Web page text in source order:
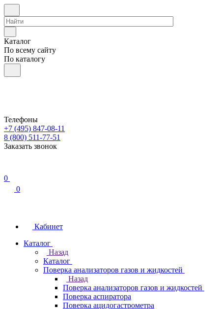
Каталог
По всему сайту
По каталогу
Телефоны
+7 (495) 847-08-11
8 (800) 511-77-51
Заказать звонок
0
0
Кабинет
Каталог
Назад
Каталог
Поверка анализаторов газов и жидкостей
Назад
Поверка анализаторов газов и жидкостей
Поверка аспиратора
Поверка ацидогастрометра